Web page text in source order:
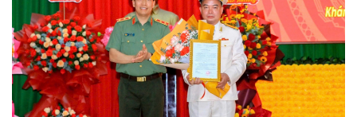
Du lịch
Tư vấn
Săn Tour
check-in
Podcast
Câu chuyện thời sự
Đọc truyện đêm khuya
Cửa sổ tình yêu